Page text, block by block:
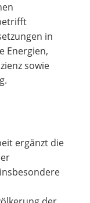
in
Energien,
sowie
ergänzt die